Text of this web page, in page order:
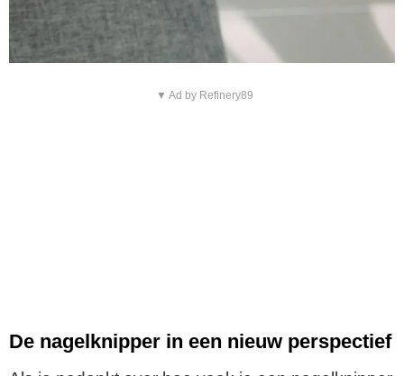
▼ Ad by Refinery89
De nagelknipper in een nieuw perspectief